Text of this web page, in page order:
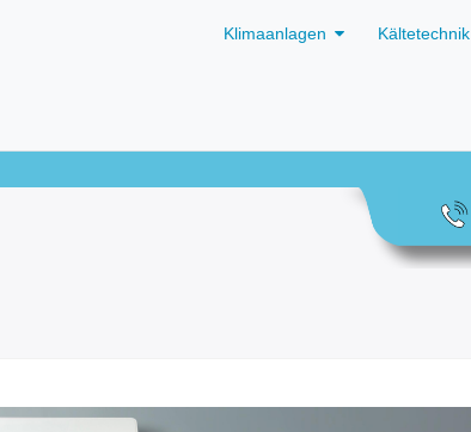
Klimaanlagen Kältetechnik